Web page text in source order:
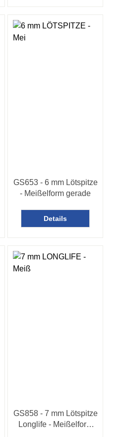
GS653 - 6 mm Lötspitze
- Meißelform gerade
Details
GS858 - 7 mm Lötspitze
Longlife - Meißelform